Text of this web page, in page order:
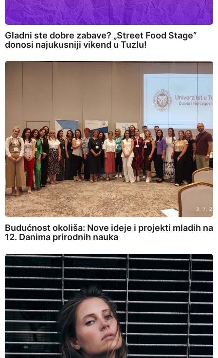
Gladni ste dobre zabave? „Street Food Stage”
donosi najukusniji vikend u Tuzlu!
Budućnost okoliša: Nove ideje i projekti mladih na
12. Danima prirodnih nauka